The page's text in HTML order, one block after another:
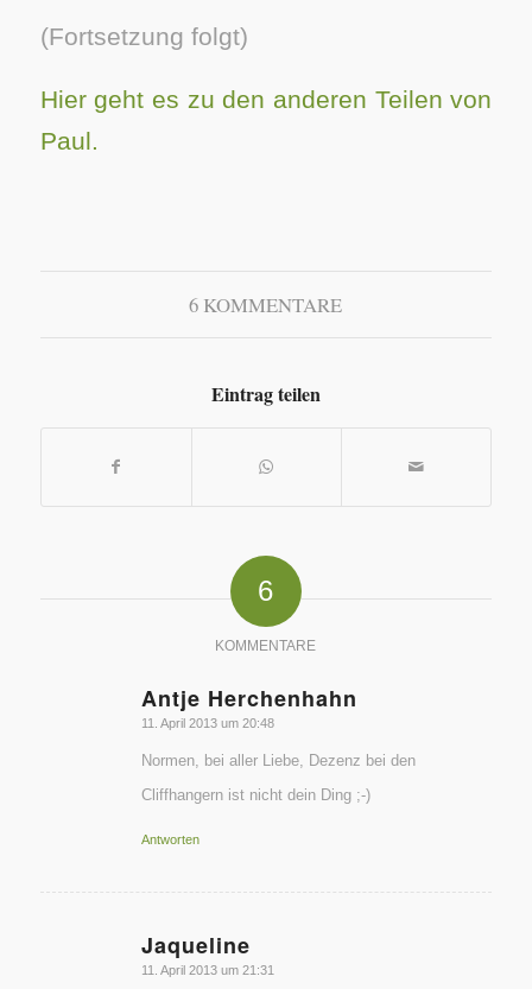
(Fortsetzung folgt)
Hier geht es zu den anderen Teilen von
Paul.
6 KOMMENTARE
Eintrag teilen
6
KOMMENTARE
Antje Herchenhahn
sagte:
11. April 2013 um 20:48
Normen, bei aller Liebe, Dezenz bei den
Cliffhangern ist nicht dein Ding ;-)
Antworten
Jaqueline
sagte:
11. April 2013 um 21:31